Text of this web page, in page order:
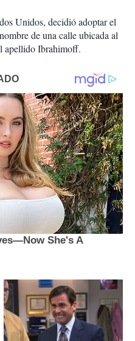
Unidos, decidió adoptar el
de una calle ubicada al
apellido Ibrahimoff.